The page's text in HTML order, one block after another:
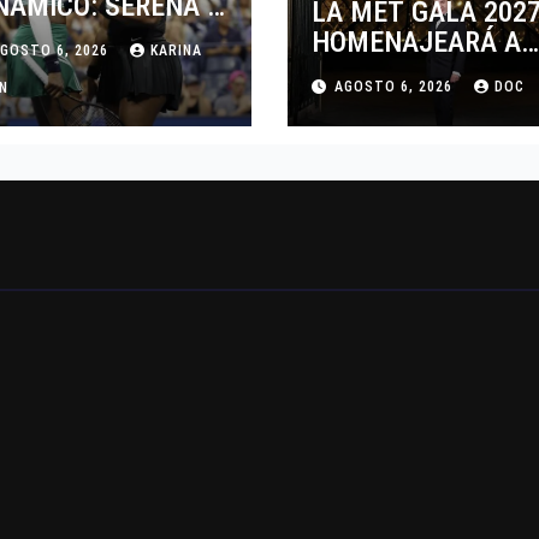
WILLIAMS
LOS
EN
2026
6, 2026 KARINA
LA MET GALA
HOMENAJEARÁ A
JOHN GALLIANO
MARCANDO EL
REGRESO DEL REY
AGOSTO 6, 2026 DOC